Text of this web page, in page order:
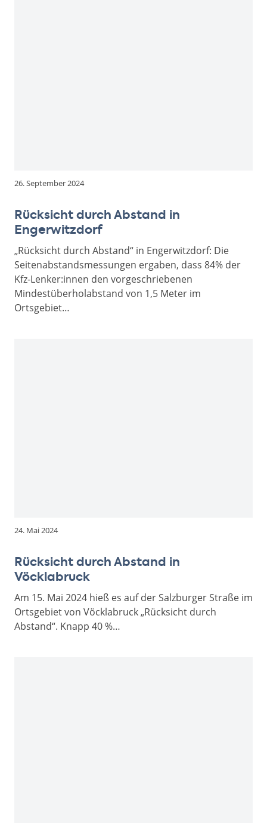
26. September 2024
Rücksicht durch Abstand in
Engerwitzdorf
„Rücksicht durch Abstand“ in Engerwitzdorf: Die
Seitenabstandsmessungen ergaben, dass 84% der
Kfz-Lenker:innen den vorgeschriebenen
Mindestüberholabstand von 1,5 Meter im
Ortsgebiet…
24. Mai 2024
Rücksicht durch Abstand in
Vöcklabruck
Am 15. Mai 2024 hieß es auf der Salzburger Straße im
Ortsgebiet von Vöcklabruck „Rücksicht durch
Abstand“. Knapp 40 %…